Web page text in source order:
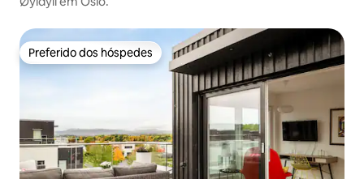
Preferido dos hóspedes
Preferido dos hóspedes